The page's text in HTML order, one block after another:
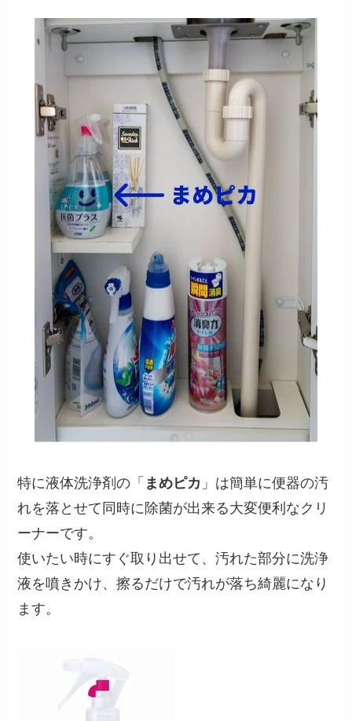
特に液体洗浄剤の「 まめピカ 」は簡単に便器の汚
れを落とせて同時に除菌が出来る大変便利なクリ
ーナーです。
使いたい時にすぐ取り出せて、汚れた部分に洗浄
液を噴きかけ、擦るだけで汚れが落ち綺麗になり
ます。